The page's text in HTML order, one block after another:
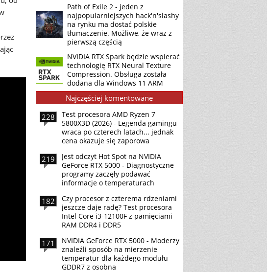
Path of Exile 2 - jeden z
najpopularniejszych hack'n'slashy
na rynku ma dostać polskie
tłumaczenie. Możliwe, że wraz z
pierwszą częścią
NVIDIA RTX Spark będzie wspierać
technologię RTX Neural Texture
Compression. Obsługa została
dodana dla Windows 11 ARM
Najczęściej komentowane
228
Test procesora AMD Ryzen 7
5800X3D (2026) - Legenda gamingu
wraca po czterech latach... jednak
cena okazuje się zaporowa
219
Jest odczyt Hot Spot na NVIDIA
GeForce RTX 5000 - Diagnostyczne
programy zaczęły podawać
informacje o temperaturach
182
Czy procesor z czterema rdzeniami
jeszcze daje radę? Test procesora
Intel Core i3-12100F z pamięciami
RAM DDR4 i DDR5
171
NVIDIA GeForce RTX 5000 - Moderzy
znaleźli sposób na mierzenie
temperatur dla każdego modułu
GDDR7 z osobna